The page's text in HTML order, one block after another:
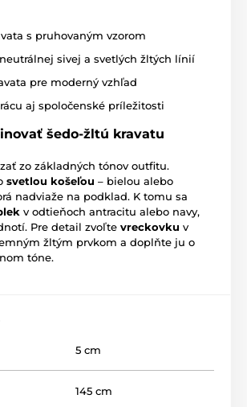
s pruhovaným vzorom
sivej a svetlých žltých línií
pre moderný vzhľad
aj spoločenské príležitosti
šedo-žltú kravatu
zo základných tónov outfitu.
svetlou košeľou – bielou alebo
nadviaže na podklad. K tomu sa
v odtieňoch antracitu alebo navy,
Pre detail zvoľte vreckovku v
žltým prvkom a doplňte ju o
tóne.
5 cm
145 cm